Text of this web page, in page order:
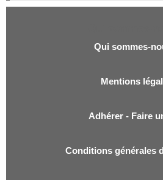
Qui sommes-
Mentions
Adhérer - Faire
Conditions générales